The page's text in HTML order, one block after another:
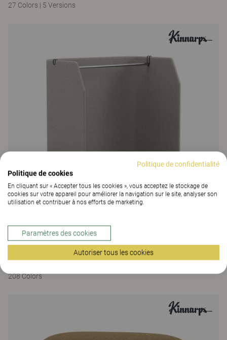
27 Colors | 5 Versions
Fields
Fields, penderie
208 Colors
Politique de confidentialité
Politique de cookies
En cliquant sur « Accepter tous les cookies », vous acceptez le stockage de
cookies sur votre appareil pour améliorer la navigation sur le site, analyser son
utilisation et contribuer à nos efforts de marketing.
Paramètres des cookies
Autoriser tous les cookies